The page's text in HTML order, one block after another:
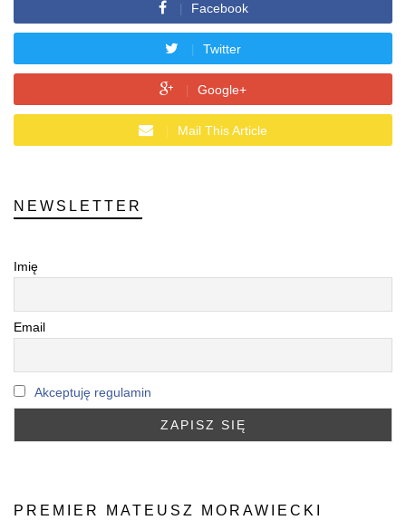
Facebook
Twitter
Google+
Mail This Article
NEWSLETTER
Imię
Email
Akceptuję regulamin
PREMIER MATEUSZ MORAWIECKI